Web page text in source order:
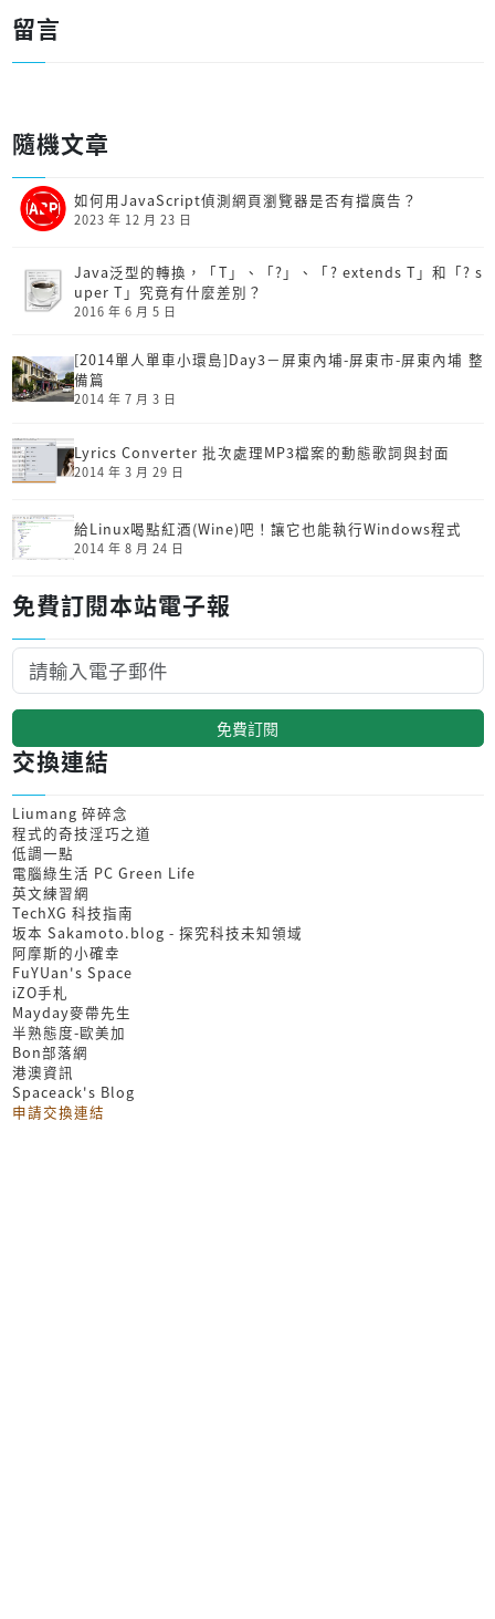
留言
隨機文章
如何用JavaScript偵測網頁瀏覽器是否有擋廣告？
2023 年 12 月 23 日
Java泛型的轉換，「T」、「?」、「? extends T」和「? s
uper T」究竟有什麼差別？
2016 年 6 月 5 日
[2014單人單車小環島]Day3－屏東內埔-屏東市-屏東內埔 整
備篇
2014 年 7 月 3 日
Lyrics Converter 批次處理MP3檔案的動態歌詞與封面
2014 年 3 月 29 日
給Linux喝點紅酒(Wine)吧！讓它也能執行Windows程式
2014 年 8 月 24 日
免費訂閱本站電子報
免費訂閱
交換連結
Liumang 碎碎念
程式的奇技淫巧之道
低調一點
電腦綠生活 PC Green Life
英文練習網
TechXG 科技指南
坂本 Sakamoto.blog - 探究科技未知領域
阿摩斯的小確幸
FuYUan's Space
iZO手札
Mayday麥帶先生
半熟態度-歐美加
Bon部落網
港澳資訊
Spaceack's Blog
申請交換連結